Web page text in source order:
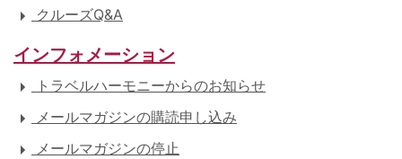
クルーズQ&A
インフォメーション
トラベルハーモニーからのお知らせ
メールマガジンの購読申し込み
メールマガジンの停止